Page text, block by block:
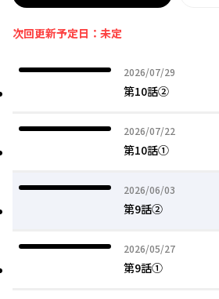
次回更新予定日：未定
2026/07/29
2026年07月29日
第10話②
2026/07/22
2026年07月22日
第10話①
2026/06/03
2026年06月03日
第9話②
2026/05/27
2026年05月27日
第9話①